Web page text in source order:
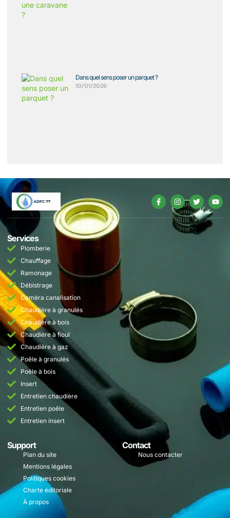
Dans quel sens poser un parquet ?
10/01/2026
Services
Plomberie
Chauffage
Ramonage
Débistrage
Caméra canalisation
Chaudière à granulés
Chaudière à bois
Chaudière à fioul
Chaudière à gaz
Poêle à granulés
Poêle à bois
Insert
Entretien chaudière
Entretien poêle
Entretien insert
Support
Plan du site
Mentions légales
Politiques cookies
Charte éditoriale
À propos
Contact
Nous contacter